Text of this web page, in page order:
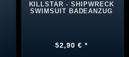
KILLSTAR - SHIPWRECK
SWIMSUIT BADEANZUG
52,90 € *